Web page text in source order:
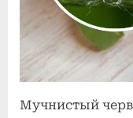
Мучнистый